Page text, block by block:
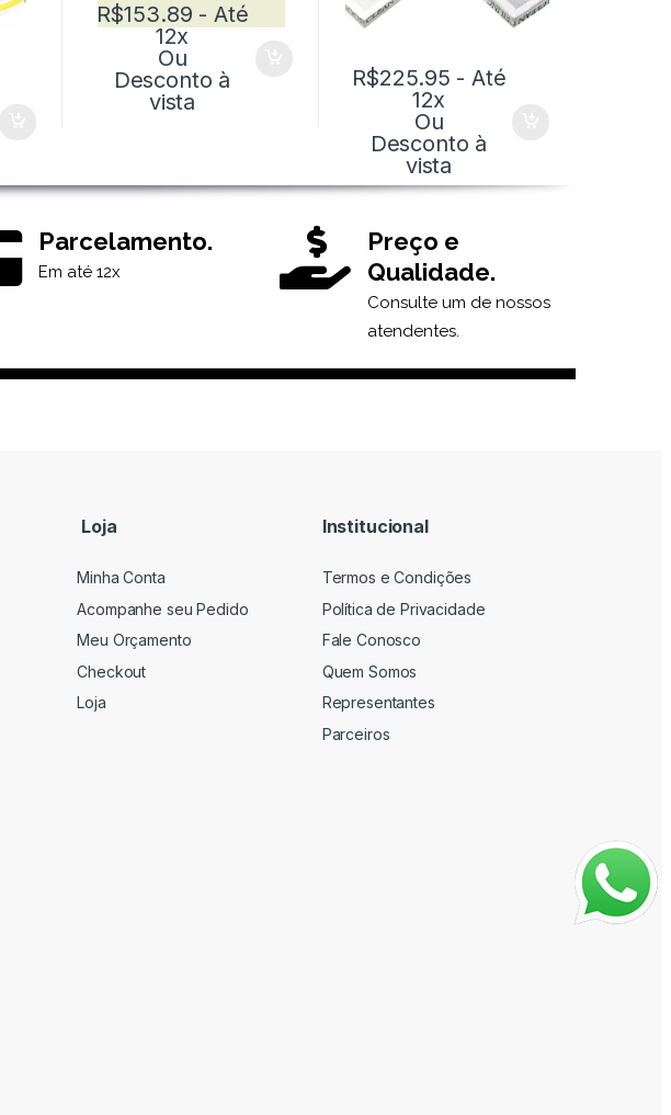
R$153.89 - Até
12x
Ou
Desconto à
vista
R$225.95 - Até
12x
Ou
Desconto à
vista
Parcelamento.
Em até 12x
Preço e
Qualidade.
Consulte um de nossos
atendentes.
Loja
Minha Conta
Acompanhe seu Pedido
Meu Orçamento
Checkout
Loja
Institucional
Termos e Condições
Política de Privacidade
Fale Conosco
Quem Somos
Representantes
Parceiros